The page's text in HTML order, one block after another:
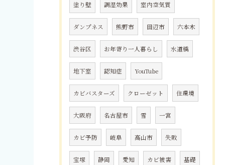
塗り壁 調湿効果 室内空気質
ダンプネス 熊野市 田辺市 六本木
渋谷区 お年寄り一人暮らし 水道橋
地下室 認知症 YouTube
カビバスターズ クローゼット 住環境
大阪府 名古屋市 雪 一宮
カビ予防 岐阜 高山市 失敗
宝塚 静岡 愛知 カビ被害 基礎